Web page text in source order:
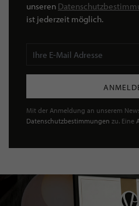
unseren
ist jederzeit möglich.
Mit der Anmeldung an unserem
Datenschutzbestimmungen zu. Eine